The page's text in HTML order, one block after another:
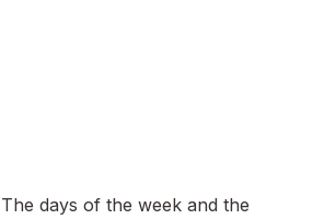
The days of the week and the